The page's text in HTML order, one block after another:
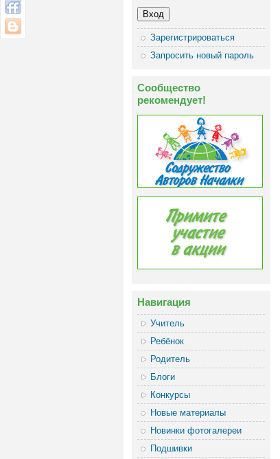
Зарегистрироваться
Запросить новый пароль
Сообщество
рекомендует!
Навигация
Учитель
Ребёнок
Родитель
Блоги
Конкурсы
Новые материалы
Новинки фотогалереи
Подшивки